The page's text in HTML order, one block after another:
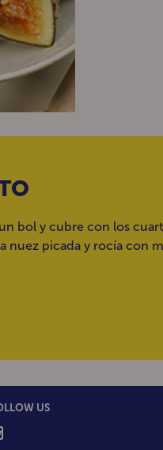
bol y cubre con los
nuez picada y rocía con
US